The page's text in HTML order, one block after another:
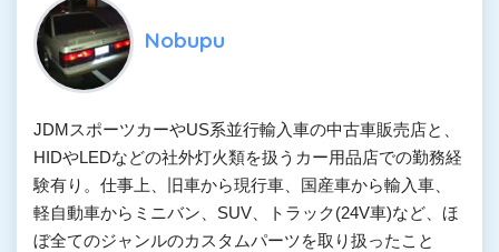
Nobupu
JDMスポーツカーやUS系並行輸入車の中古車販売店と、
HIDやLEDなどの社外灯火類を扱うカー用品店での勤務経
験有り。仕事上、旧車から現行車、国産車から輸入車、
軽自動車からミニバン、SUV、トラック(24V車)など、ほ
ぼ全てのジャンルのカスタムパーツを取り扱ったこと